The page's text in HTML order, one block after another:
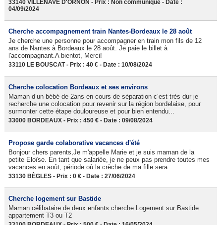
33140 VILLENAVE D'ORNON - Prix : Non communiqué - Date :
04/09/2024
Cherche accompagnement train Nantes-Bordeaux le 28 août
Je cherche une personne pour accompagner en train mon fils de 12
ans de Nantes à Bordeaux le 28 août. Je paie le billet à
l'accompagnant.A bientot, Merci!
33110 LE BOUSCAT - Prix : 40 € - Date : 10/08/2024
Cherche colocation Bordeaux et ses environs
Maman d’un bébé de 2ans en cours de séparation c’est très dur je
recherche une colocation pour revenir sur la région bordelaise, pour
surmonter cette étape douloureuse et pour bien entendu...
33000 BORDEAUX - Prix : 450 € - Date : 09/08/2024
Propose garde colaborative vacances d'été
Bonjour chers parents,Je m'appelle Marie et je suis maman de la
petite Eloïse. En tant que salariée, je ne peux pas prendre toutes mes
vacances en août, période où la crèche de ma fille sera...
33130 BÈGLES - Prix : 0 € - Date : 27/06/2024
Cherche logement sur Bastide
Maman célibataire de deux enfants cherche Logement sur Bastide
appartement T3 ou T2